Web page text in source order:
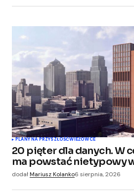
Submit Comment
PLANY NA PRZYSZŁOŚĆWIEŻOWCE
20 pięter dla danych. W
ma powstać nietypowy
dodałMariusz Kolanko6 sierpnia, 2026